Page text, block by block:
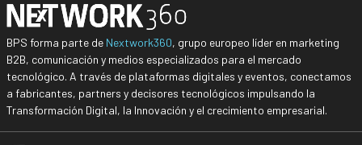
BPS forma parte de Nextwork360, grupo europeo líder en marketing
B2B, comunicación y medios especializados para el mercado
tecnológico. A través de plataformas digitales y eventos, conectamos
a fabricantes, partners y decisores tecnológicos impulsando la
Transformación Digital, la Innovación y el crecimiento empresarial.